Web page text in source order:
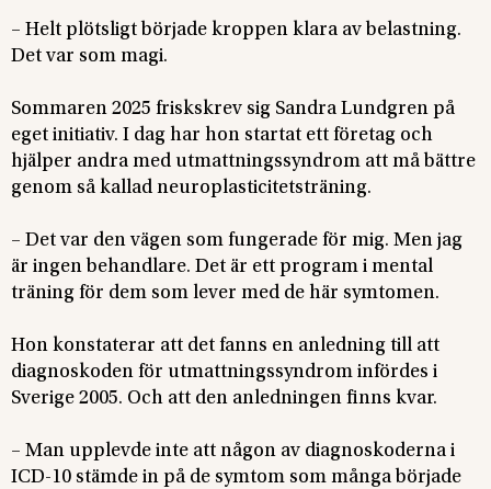
– Helt plötsligt började kroppen klara av belastning.
Det var som magi.
Sommaren 2025 friskskrev sig Sandra Lundgren på
eget initiativ. I dag har hon startat ett företag och
hjälper andra med utmattningssyndrom att må bättre
genom så kallad neuroplasticitetsträning.
– Det var den vägen som fungerade för mig. Men jag
är ingen behandlare. Det är ett program i mental
träning för dem som lever med de här symtomen.
Hon konstaterar att det fanns en anledning till att
diagnoskoden för utmattningssyndrom infördes i
Sverige 2005. Och att den anledningen finns kvar.
– Man upplevde inte att någon av diagnoskoderna i
ICD-10 stämde in på de symtom som många började